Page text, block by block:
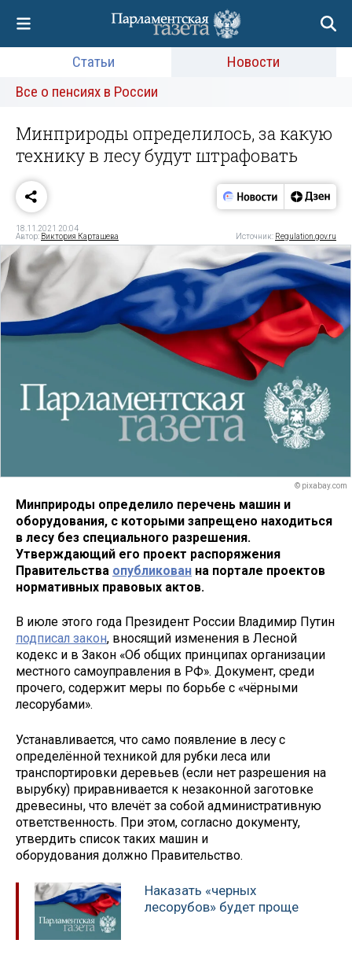
Статьи
Новости
Все о пенсиях в России
Минприроды определилось, за какую
технику в лесу будут штрафовать
18.11.2021 20:04
Автор: Виктория Карташева Источник: Regulation.gov.ru
© pixabay.com
Минприроды определило перечень машин и
оборудования, с которыми запрещено находиться
в лесу без специального разрешения.
Утверждающий его проект распоряжения
Правительства опубликован на портале проектов
нормативных правовых актов.
В июле этого года Президент России Владимир Путин
подписал закон, вносящий изменения в Лесной
кодекс и в Закон «Об общих принципах организации
местного самоуправления в РФ». Документ, среди
прочего, содержит меры по борьбе с «чёрными
лесорубами».
Устанавливается, что само появление в лесу с
определённой техникой для рубки леса или
транспортировки деревьев (если нет разрешения на
вырубку) приравнивается к незаконной заготовке
древесины, что влечёт за собой административную
ответственность. При этом, согласно документу,
утвердить список таких машин и
оборудования должно Правительство.
Наказать «черных
лесорубов» будет проще